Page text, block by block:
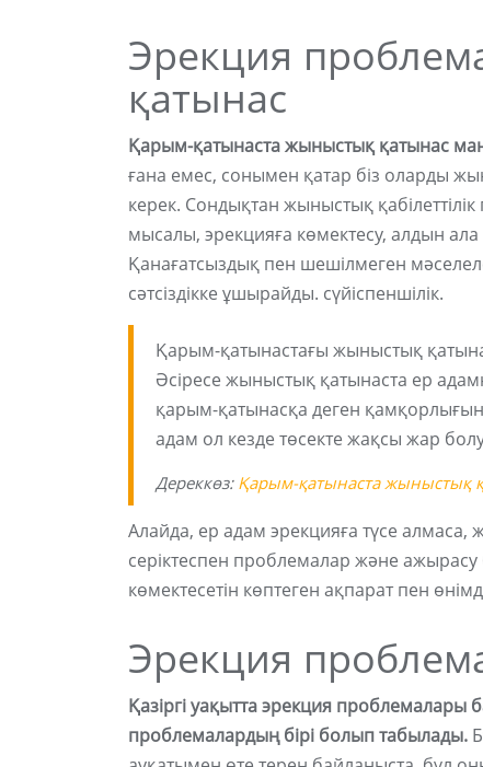
Эрекция
қатынас
Қарым-қатынаста жыныстық қатынас
ғана емес, сонымен қатар біз оларды
керек. Сондықтан жыныстық қабілеттілік
мысалы, эрекцияға көмектесу, алдын
Қанағатсыздық пен шешілмеген
сәтсіздікке ұшырайды. сүйіспеншілік.
Қарым-қатынастағы жыныстық
Әсіресе жыныстық қатынаста ер
қарым-қатынасқа деген
адам ол кезде төсекте жақсы жар
Дереккөз: Қарым-қатынаста жыныстық
Алайда, ер адам эрекцияға түсе
серіктеспен проблемалар және
көмектесетін көптеген ақпарат пен
Эрекция
Қазіргі уақытта эрекция проблемалары
проблемалардың бірі болып табылады.